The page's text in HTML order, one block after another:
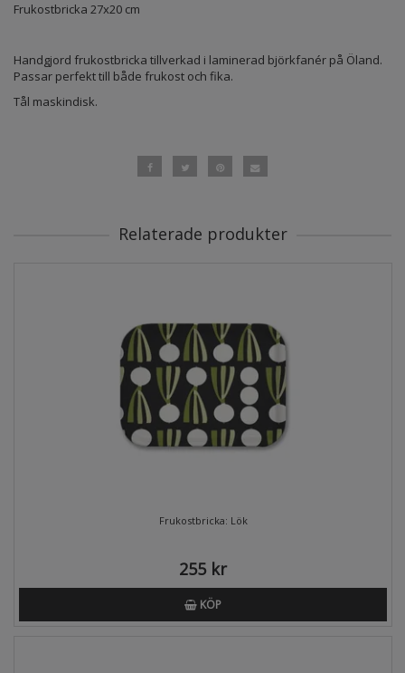
Frukostbricka 27x20 cm
Handgjord frukostbricka tillverkad i laminerad björkfanér på Öland.
Passar perfekt till både frukost och fika.
Tål maskindisk.
Relaterade produkter
Frukostbricka: Lök
255 kr
KÖP